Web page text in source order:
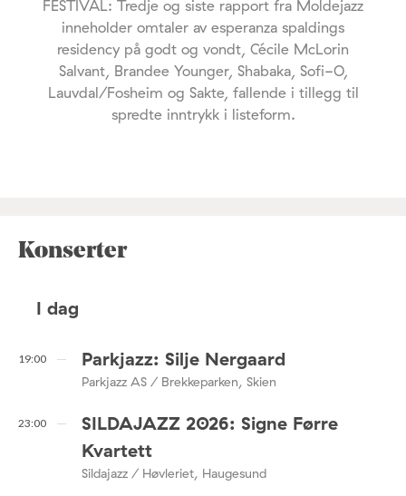
FESTIVAL: Tredje og siste rapport fra Moldejazz
inneholder omtaler av esperanza spaldings
residency på godt og vondt, Cécile McLorin
Salvant, Brandee Younger, Shabaka, Sofi-O,
Lauvdal/Fosheim og Sakte, fallende i tillegg til
spredte inntrykk i listeform.
Konserter
I dag
19:00 Parkjazz: Silje Nergaard
Parkjazz AS / Brekkeparken, Skien
23:00
SILDAJAZZ 2026: Signe Førre
Kvartett
Sildajazz / Høvleriet, Haugesund